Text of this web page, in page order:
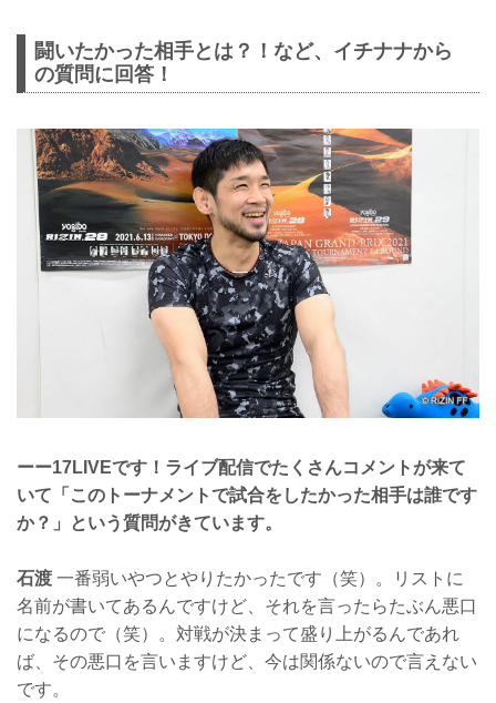
闘いたかった相手とは？！など、イチナナから
の質問に回答！
ーー17LIVEです！ライブ配信でたくさんコメントが来て
いて「このトーナメントで試合をしたかった相手は誰です
か？」という質問がきています。
石渡 一番弱いやつとやりたかったです（笑）。リストに
名前が書いてあるんですけど、それを言ったらたぶん悪口
になるので（笑）。対戦が決まって盛り上がるんであれ
ば、その悪口を言いますけど、今は関係ないので言えない
です。